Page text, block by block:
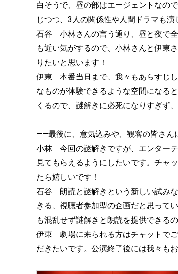
白そうで、昼の部はエージェントなの
じつつ、3人の関係性や人間ドラマも演
石谷 小林さんの言う通り、昼と夜で
も近い気がするので、小林さんと伊東
りたいと思います！
伊東 本番当日まで、我々もあらすじ
なものが体験できるような空間になる
くるので、謎解きに必死になりすぎず
——最後に、意気込みや、観客の皆さん
小林 今回の謎解きですが、エンター
見てもらえるようにしたいです。チャ
たら嬉しいです！
石谷 朗読と謎解きという新しい試み
きる、視聴者参加型の企画だと思って
も混乱せず謎解きと朗読を提供できる
伊東 劇場に来られる方はチャットで
だきたいです。公演終了後には我々も